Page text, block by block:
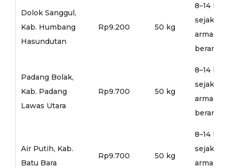
Dolok Sanggul,
Kab. Humbang
Hasundutan
Rp9.200 50 kg
8–14 hari
sejak
armada
Padang Bolak,
Kab. Padang
Lawas Utara
Rp9.700 50 kg
8–14 hari
sejak
armada
Air Putih, Kab.
Batu Bara
Rp9.700 50 kg
8–14 hari
sejak
armada